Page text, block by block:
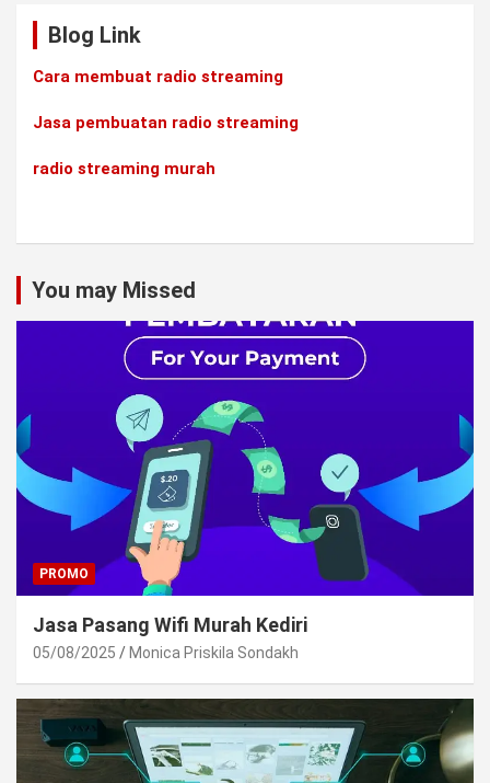
Blog Link
Cara membuat radio streaming
Jasa pembuatan radio streaming
radio streaming murah
You may Missed
PROMO
Jasa Pasang Wifi Murah Kediri
05/08/2025 Monica Priskila Sondakh